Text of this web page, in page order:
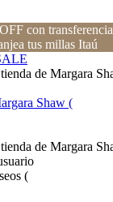
con transferencia
tus millas Itaú
(
(